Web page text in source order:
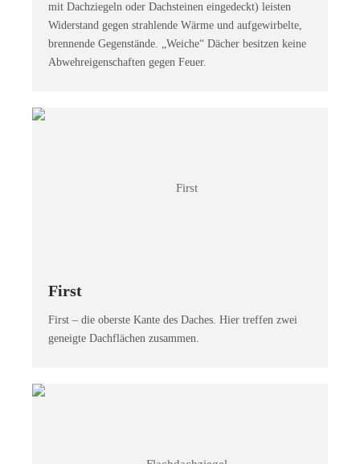
mit Dachziegeln oder Dachsteinen eingedeckt) leisten
Widerstand gegen strahlende Wärme und aufgewirbelte,
brennende Gegenstände. „Weiche“ Dächer besitzen keine
Abwehreigenschaften gegen Feuer.
First
First – die oberste Kante des Daches. Hier treffen zwei
geneigte Dachflächen zusammen.